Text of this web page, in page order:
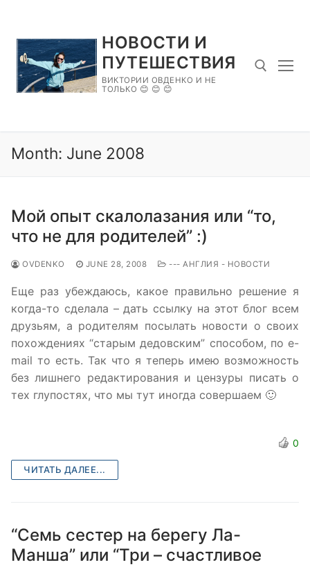
content
НОВОСТИ И
ПУТЕШЕСТВИЯ
ВИКТОРИИ ОВДЕНКО И НЕ
ТОЛЬКО 😊 😊 😊
Month: June 2008
Мой опыт скалолазания или “то,
что не для родителей” :)
OVDENKO JUNE 28, 2008 --- АНГЛИЯ - НОВОСТИ
Еще раз убеждаюсь, какое правильно решение я
когда-то сделала – дать ссылку на этот блог всем
друзьям, а родителям посылать новости о своих
похождениях “старым дедовским” способом, по e-
mail то есть. Так что я теперь имею возможность
без лишнего редактирования и цензуры писать о
тех глупостях, что мы тут иногда совершаем 🙂
0
ЧИТАТЬ ДАЛЕЕ...
“Семь сестер на берегу Ла-
Манша” или “Три – счастливое